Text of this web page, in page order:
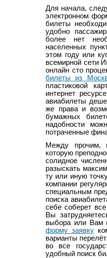
Для начала,
электронном
билеты
удобно
более нет
населенных
этом году или
всемирной сети
онлайн сто
билеты из
пластиковой
интернет
авиабилеты
же права и
бумажных
надобности
потраченные
Между прочим,
которую
солидное
разыскать
ту или иную
компании
специальным
поиска
себе соберет
Вы
выбора или Вам
форму заявку
варианты
во все
удобный поиск